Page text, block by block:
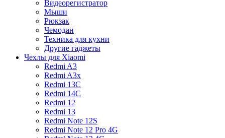
Видеорегистратор
Мыши
Рюкзак
Чемодан
Техника для кухни
Другие гаджеты
Чехлы для Xiaomi
Redmi A3
Redmi A3x
Redmi 13C
Redmi 14C
Redmi 12
Redmi 13
Redmi Note 12S
Redmi Note 12 Pro 4G